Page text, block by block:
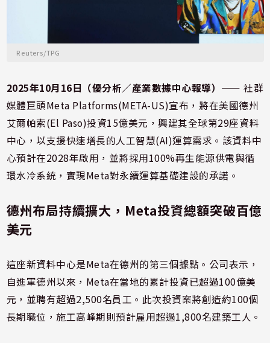
Reuters/TPG
2025年10月16日（優分析／產業數據中心報導） ⸺ 社群
媒體巨頭Meta Platforms(META-US)宣布，將在美國德州
艾爾帕索(El Paso)投資15億美元，興建其全球第29座資料
中心，以支援快速增長的人工智慧(AI)運算需求。該資料中
心預計在2028年啟用，並將採用100%再生能源供電與循
環水冷系統，實現Meta對永續運算基礎建設的承諾。
德州布局持續擴大，Meta投資總額突破百億
美元
這座新資料中心是Meta在德州的第三個據點。公司表示，
自進軍德州以來，Meta在當地的累計投資已超過100億美
元，並聘有超過2,500名員工。此次投資案將創造約100個
長期職位，施工高峰期則預計雇用超過1,800名建築工人。